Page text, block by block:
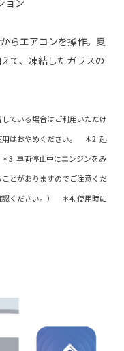
ョン
らエアコンを操作。夏
て、凍結したガラスの
ている場合はご利用いただけ
はおやめください。 ＊2. 起
3. 車両停止中にエンジンをみ
とがありますのでご注意くだ
認ください。） ＊4. 使用時に